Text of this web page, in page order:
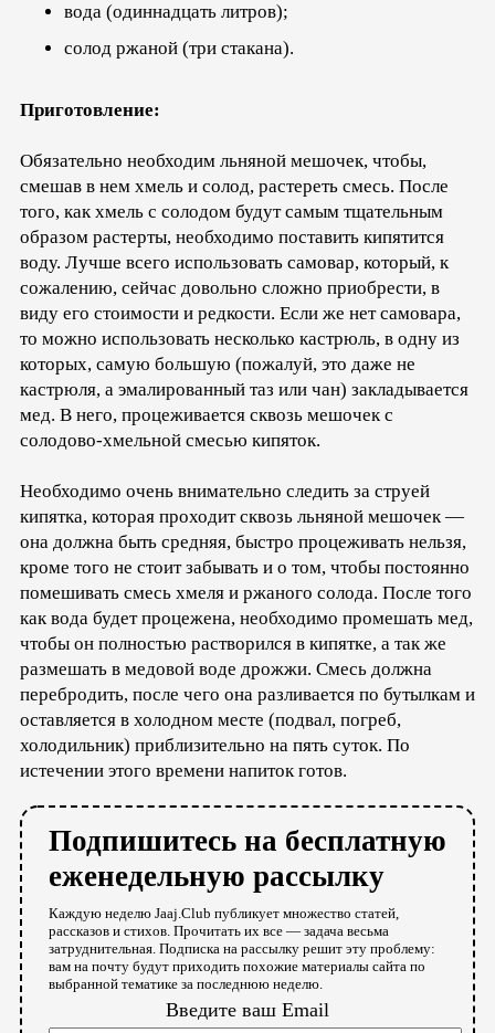
вода (одиннадцать литров);
солод ржаной (три стакана).
Приготовление:
Обязательно необходим льняной мешочек, чтобы,
смешав в нем хмель и солод, растереть смесь. После
того, как хмель с солодом будут самым тщательным
образом растерты, необходимо поставить кипятится
воду. Лучше всего использовать самовар, который, к
сожалению, сейчас довольно сложно приобрести, в
виду его стоимости и редкости. Если же нет самовара,
то можно использовать несколько кастрюль, в одну из
которых, самую большую (пожалуй, это даже не
кастрюля, а эмалированный таз или чан) закладывается
мед. В него, процеживается сквозь мешочек с
солодово-хмельной смесью кипяток.
Необходимо очень внимательно следить за струей
кипятка, которая проходит сквозь льняной мешочек —
она должна быть средняя, быстро процеживать нельзя,
кроме того не стоит забывать и о том, чтобы постоянно
помешивать смесь хмеля и ржаного солода. После того
как вода будет процежена, необходимо промешать мед,
чтобы он полностью растворился в кипятке, а так же
размешать в медовой воде дрожжи. Смесь должна
перебродить, после чего она разливается по бутылкам и
оставляется в холодном месте (подвал, погреб,
холодильник) приблизительно на пять суток. По
истечении этого времени напиток готов.
Подпишитесь на бесплатную
еженедельную рассылку
Каждую неделю Jaaj.Club публикует множество статей,
рассказов и стихов. Прочитать их все — задача весьма
затруднительная. Подписка на рассылку решит эту проблему:
вам на почту будут приходить похожие материалы сайта по
выбранной тематике за последнюю неделю.
Введите ваш Email